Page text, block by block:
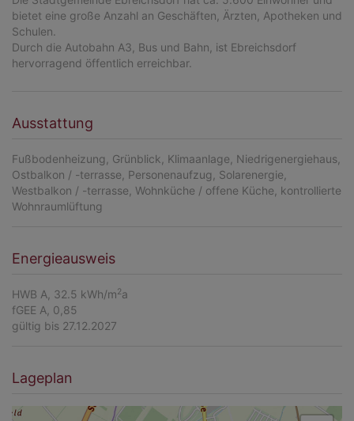
bietet eine große Anzahl an Geschäften, Ärzten, Apotheken und
Schulen.
Durch die Autobahn A3, Bus und Bahn, ist Ebreichsdorf
hervorragend öffentlich erreichbar.
Ausstattung
Fußbodenheizung Grünblick Klimaanlage Niedrigenergiehaus
Ostbalkon / -terrasse Personenaufzug
Solarenergie
Westbalkon / -terrasse Wohnküche / offene Küche kontrollierte
Wohnraumlüftung
Energieausweis
HWB A, 32.5 kWh/m2a
fGEE A, 0,85
gültig bis 27.12.2027
Lageplan